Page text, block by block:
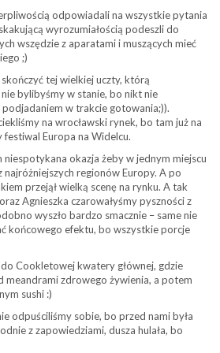
odpowiadali na wszystkie pytania
wyrozumiałością podeszli do
wszędzie z aparatami i muszących mieć
;)
tej wielkiej uczty, którą
bylibyśmy w stanie, bo nikt nie
w trakcie gotowania;)).
na wrocławski rynek, bo tam już na
festiwal Europa na Widelcu.
okazja żeby w jednym miejscu
regionów Europy. A po
przejął wielką scenę na rynku. A tak
Agnieszka czarowałyśmy pyszności z
wyszło bardzo smacznie – same nie
końcowego efektu, bo wszystkie porcje
Cookletowej kwatery głównej, gdzie
meandrami zdrowego żywienia, a potem
sushi :)
odpuściliśmy sobie, bo przed nami była
z zapowiedziami, dusza hulała, bo